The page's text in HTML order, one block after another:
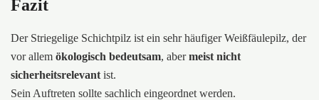
Fazit
Der Striegelige Schichtpilz ist ein sehr häufiger Weißfäulepilz, der
vor allem ökologisch bedeutsam, abermeist nicht
sicherheitsrelevant ist.
Sein Auftreten sollte sachlich eingeordnet werden.